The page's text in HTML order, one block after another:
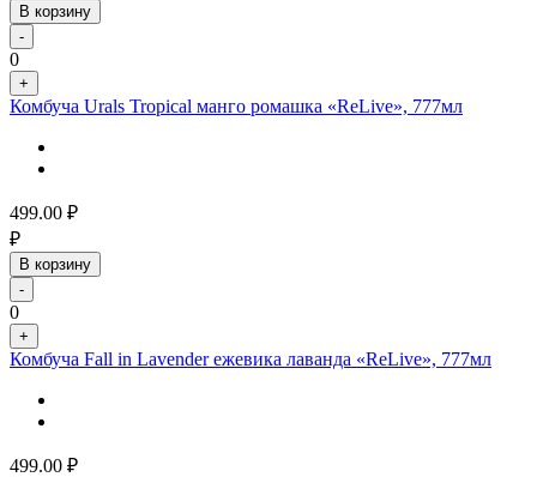
В корзину
-
0
+
Комбуча Urals Tropical манго ромашка «ReLive», 777мл
499.00 ₽
₽
В корзину
-
0
+
Комбуча Fall in Lavender ежевика лаванда «ReLive», 777мл
499.00 ₽